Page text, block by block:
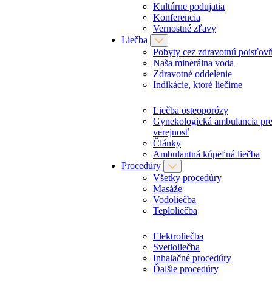
Kultúrne podujatia
Konferencia
Vernostné zľavy
Liečba
Pobyty cez zdravotnú
Naša minerálna voda
Zdravotné oddelenie
Indikácie, ktoré liečime
Liečba osteoporózy
Gynekologická ambulancia pre
verejnosť
Články
Ambulantná kúpeľná liečba
Procedúry
Všetky procedúry
Masáže
Vodoliečba
Teploliečba
Elektroliečba
Svetloliečba
Inhalačné procedúry
Ďalšie procedúry